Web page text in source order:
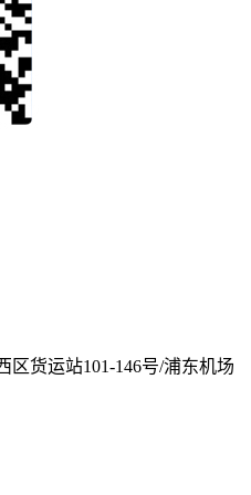
货运站101-146号/浦东机场